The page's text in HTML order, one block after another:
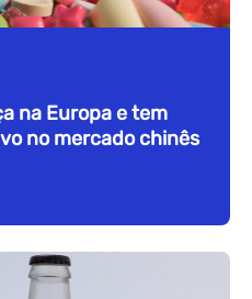
na Europa e tem
no mercado chinês